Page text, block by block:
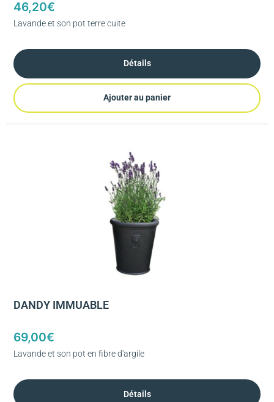
46,20€
Lavande et son pot terre cuite
Détails
Ajouter au panier
DANDY IMMUABLE
69,00€
Lavande et son pot en fibre d'argile
Détails